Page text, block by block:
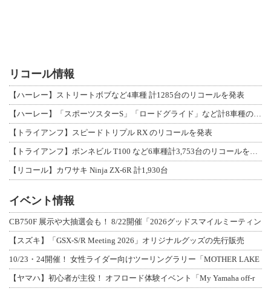
リコール情報
【ハーレー】ストリートボブなど4車種 計1285台のリコールを発表
【トライアンフ】スピードトリプル RX のリコールを発表
【リコール】カワサキ Ninja ZX-6R 計1,930台
イベント情報
CB750F 展示や大抽選会も！ 8/22開催「2026グッドスマイルミーティン
【スズキ】「GSX-S/R Meeting 2026」オリジナルグッズの先行販売
10/23・24開催！ 女性ライダー向けツーリングラリー「MOTHER LAKE
【ヤマハ】初心者が主役！ オフロード体験イベント「My Yamaha off-r